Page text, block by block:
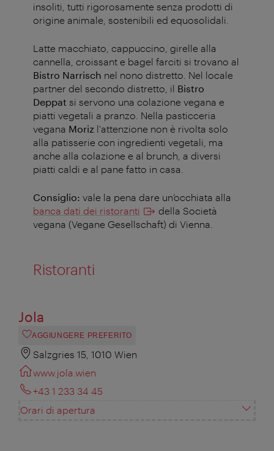
insoliti, tutti rigorosamente senza prodotti di
origine animale, sostenibili ed equosolidali.
Latte macchiato, cappuccino, girelle alla
cannella, croissant e bagel farciti si trovano al
Bistro Narrisch nel nono distretto. Nel locale
partner del secondo distretto, il Bistro
Deppat si servono una colazione vegana e
piatti vegetali a pranzo. Nella pasticceria
vegana Moriz l'attenzione non è rivolta solo
alla patisserie con ingredienti vegetali, ma
anche alla colazione e al brunch, a diversi
piatti caldi e al pane fatto in casa.
Consiglio: vale la pena dare un’occhiata alla
banca dati dei ristoranti
della Società
vegana (Vegane Gesellschaft) di Vienna.
Ristoranti
Jola
AGGIUNGERE PREFERITO
Salzgries 15, 1010 Wien
www.jola.wien
+43 1 233 34 45
Orari di apertura